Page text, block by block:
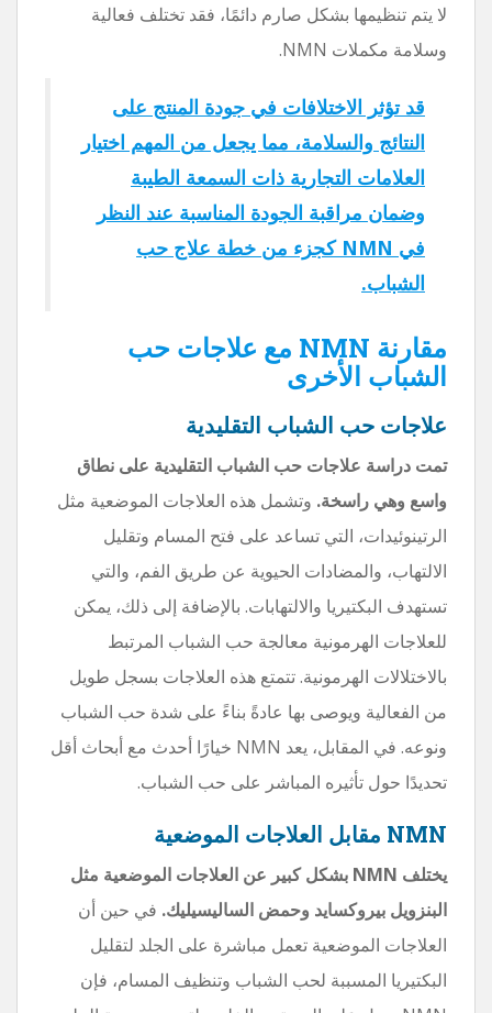
لا يتم تنظيمها بشكل صارم دائمًا، فقد تختلف فعالية
وسلامة مكملات NMN.
قد تؤثر الاختلافات في جودة المنتج على
النتائج والسلامة، مما يجعل من المهم اختيار
العلامات التجارية ذات السمعة الطيبة
وضمان مراقبة الجودة المناسبة عند النظر
في NMN كجزء من خطة علاج حب
الشباب.
مقارنة NMN مع علاجات حب
الشباب الأخرى
علاجات حب الشباب التقليدية
تمت دراسة علاجات حب الشباب التقليدية على نطاق
واسع وهي راسخة. وتشمل هذه العلاجات الموضعية مثل
الرتينوئيدات، التي تساعد على فتح المسام وتقليل
الالتهاب، والمضادات الحيوية عن طريق الفم، والتي
تستهدف البكتيريا والالتهابات. بالإضافة إلى ذلك، يمكن
للعلاجات الهرمونية معالجة حب الشباب المرتبط
بالاختلالات الهرمونية. تتمتع هذه العلاجات بسجل طويل
من الفعالية ويوصى بها عادةً بناءً على شدة حب الشباب
ونوعه. في المقابل، يعد NMN خيارًا أحدث مع أبحاث أقل
تحديدًا حول تأثيره المباشر على حب الشباب.
NMN مقابل العلاجات الموضعية
يختلف NMN بشكل كبير عن العلاجات الموضعية مثل
البنزويل بيروكسايد وحمض الساليسيليك. في حين أن
العلاجات الموضعية تعمل مباشرة على الجلد لتقليل
البكتيريا المسببة لحب الشباب وتنظيف المسام، فإن